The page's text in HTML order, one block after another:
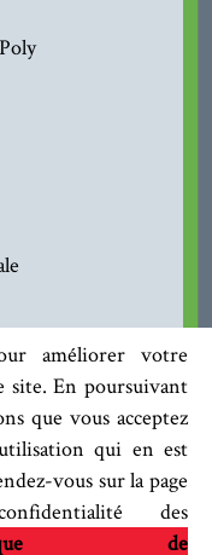
améliorer votre
site. En poursuivant
que vous acceptez
qui en est
vous sur la page
des
de